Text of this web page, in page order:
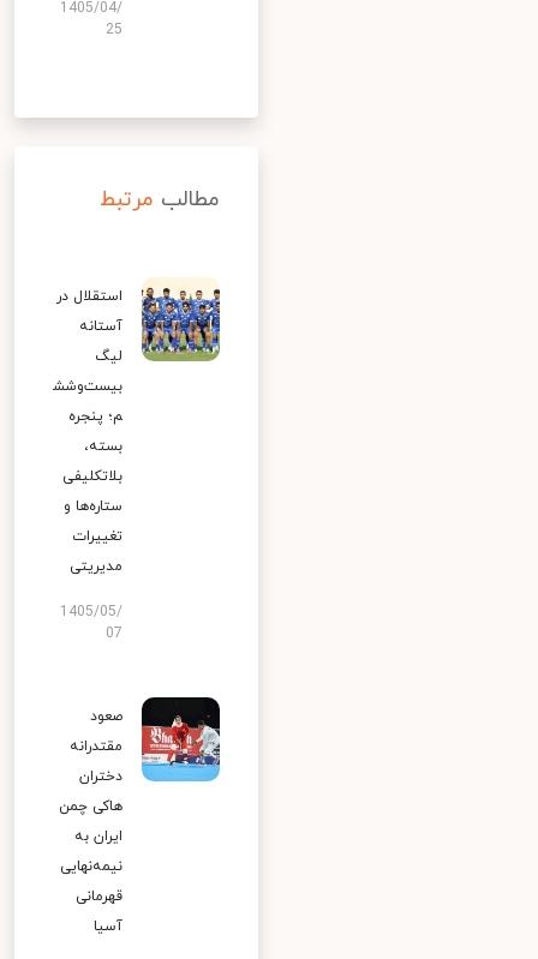
1405/04/
25
مطالب مرتبط
استقلال در
آستانه
لیگ
بیست‌وشش
م؛ پنجره
بسته،
بلاتکلیفی
ستاره‌ها و
تغییرات
مدیریتی
1405/05/
07
صعود
مقتدرانه
دختران
هاکی چمن
ایران به
نیمه‌نهایی
قهرمانی
آسیا